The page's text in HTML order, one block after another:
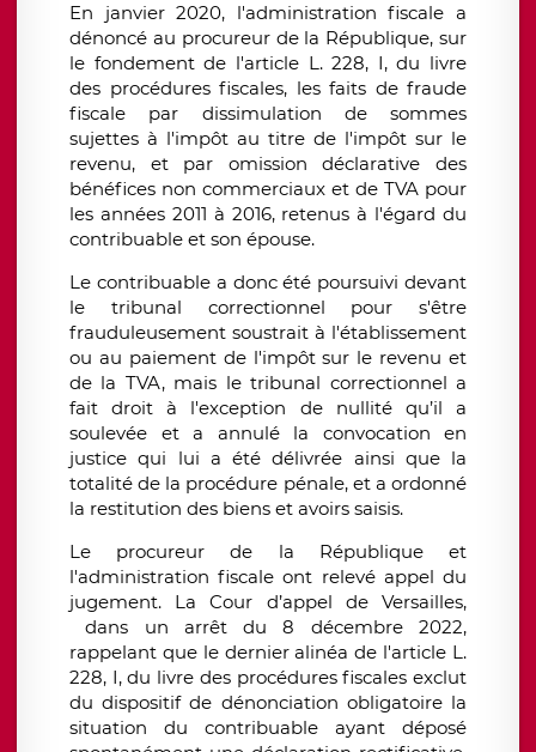
En janvier 2020, l'administration fiscale a
dénoncé au procureur de la République, sur
le fondement de l'article L. 228, I, du livre
des procédures fiscales, les faits de fraude
fiscale par dissimulation de sommes
sujettes à l'impôt au titre de l'impôt sur le
revenu, et par omission déclarative des
bénéfices non commerciaux et de TVA pour
les années 2011 à 2016, retenus à l'égard du
contribuable et son épouse.
Le contribuable a donc été poursuivi devant
le tribunal correctionnel pour s'être
frauduleusement soustrait à l'établissement
ou au paiement de l'impôt sur le revenu et
de la TVA, mais le tribunal correctionnel a
fait droit à l'exception de nullité qu’il a
soulevée et a annulé la convocation en
justice qui lui a été délivrée ainsi que la
totalité de la procédure pénale, et a ordonné
la restitution des biens et avoirs saisis.
Le procureur de la République et
l'administration fiscale ont relevé appel du
jugement. La Cour d’appel de Versailles,
dans un arrêt du 8 décembre 2022,
rappelant que le dernier alinéa de l'article L.
228, I, du livre des procédures fiscales exclut
du dispositif de dénonciation obligatoire la
situation du contribuable ayant déposé